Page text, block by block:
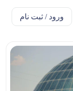
ورود / ثبت نام